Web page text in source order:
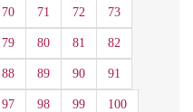
70 71 72 73
79 80 81 82
88 89 90 91
97 98 99 100